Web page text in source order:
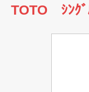
TOTO ｼﾝｸ